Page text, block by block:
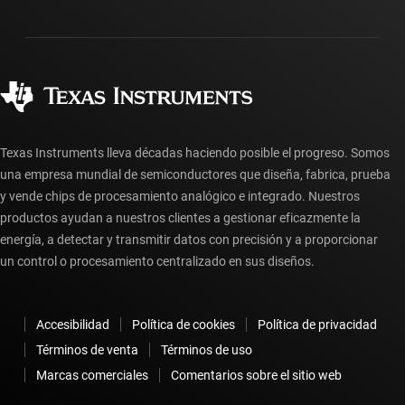
Fabricación
Preguntas frecuentes sobre la cuenta myTI
Preguntas frecuentes sobre pedidos
Texas Instruments lleva décadas haciendo posible el progreso. Somos
una empresa mundial de semiconductores que diseña, fabrica, prueba
y vende chips de procesamiento analógico e integrado. Nuestros
productos ayudan a nuestros clientes a gestionar eficazmente la
energía, a detectar y transmitir datos con precisión y a proporcionar
un control o procesamiento centralizado en sus diseños.
Accesibilidad Política de cookies
Política de privacidad
Términos de venta
Términos de uso
Marcas comerciales
Comentarios sobre el sitio web